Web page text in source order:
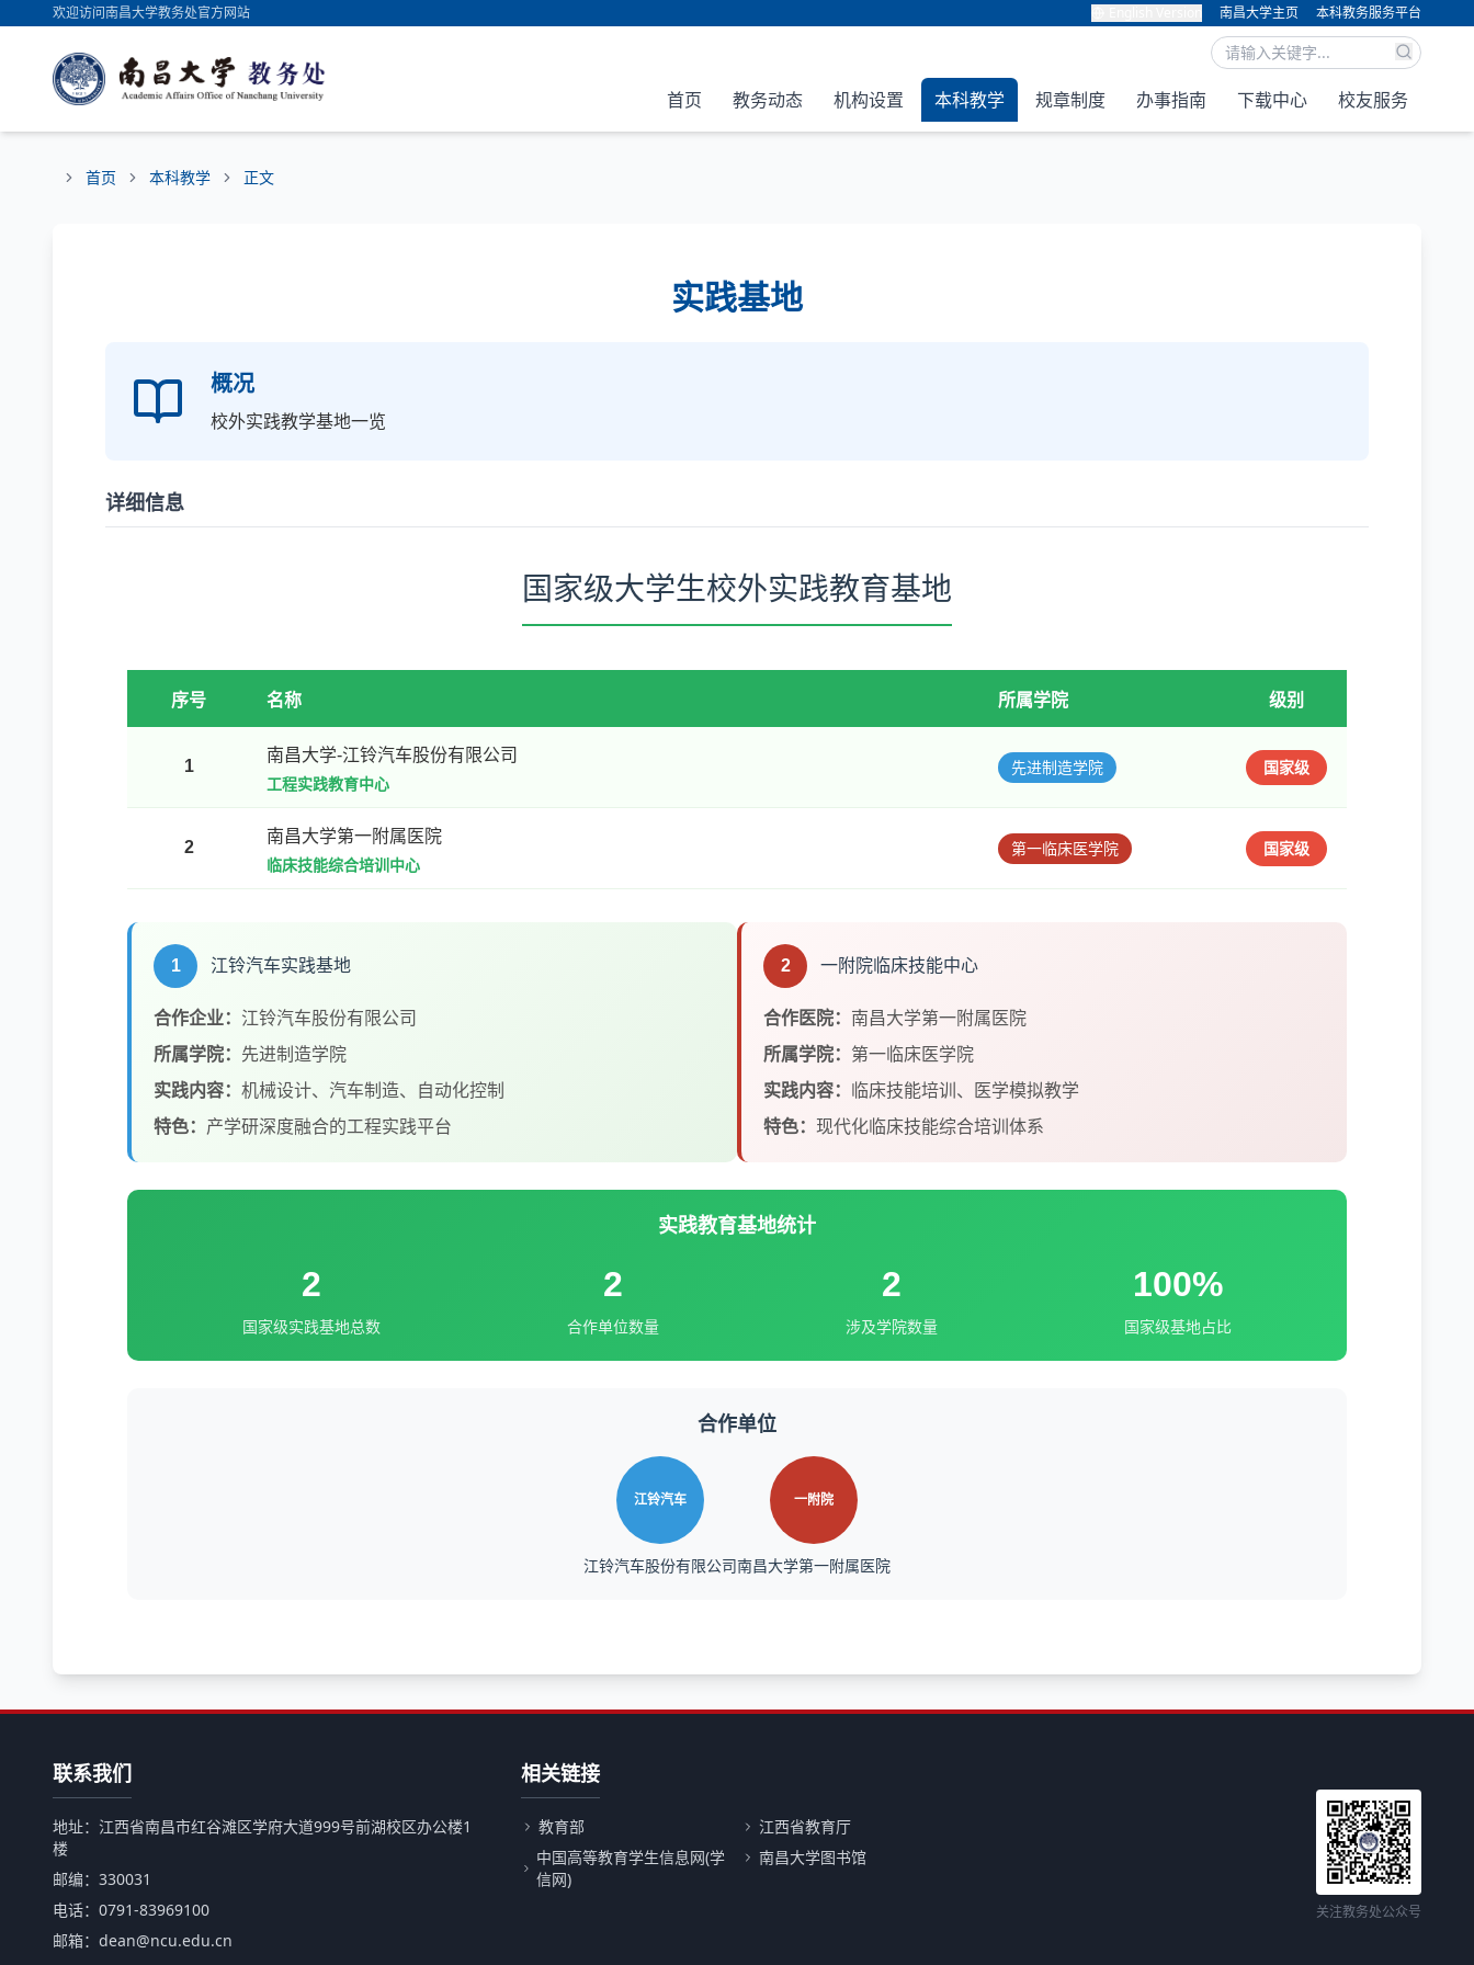
欢迎访问南昌大学教务处官方网站 南昌大学主页 本科教务服务平台
首页 教务动态 机构设置 本科教学 规章制度 办事指南 下载中心 校友服务
首页 本科教学 正文
实践基地
概况
校外实践教学基地一览
详细信息
国家级大学生校外实践教育基地
序号 名称 所属学院 级别
1
南昌大学-江铃汽车股份有限公司
工程实践教育中心
先进制造学院 国家级
2
南昌大学第一附属医院
临床技能综合培训中心
第一临床医学院 国家级
1 江铃汽车实践基地
合作企业： 江铃汽车股份有限公司
所属学院： 先进制造学院
实践内容： 机械设计、汽车制造、自动化控制
特色： 产学研深度融合的工程实践平台
2 一附院临床技能中心
合作医院： 南昌大学第一附属医院
所属学院： 第一临床医学院
实践内容：
临床技能培训、医学模拟教学
特色： 现代化临床技能综合培训体系
实践教育基地统计
2
国家级实践基地总数
2
合作单位数量
2
涉及学院数量
100%
国家级基地占比
合作单位
江铃汽车
江铃汽车股份有限公司
一附院
南昌大学第一附属医院
联系我们
地址：江西省南昌市红谷滩区学府大道999号前湖校区办公楼1
楼
邮编：330031
电话：0791-83969100
邮箱：dean@ncu.edu.cn
相关链接
教育部
江西省教育厅
中国高等教育学生信息网(学
信网)
南昌大学图书馆
关注教务处公众号